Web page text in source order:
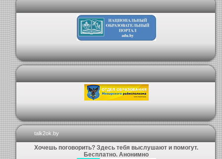
talk2ok.by
Хочешь поговорить? Здесь тебя выслушают и помогут.
Бесплатно. Анонимно